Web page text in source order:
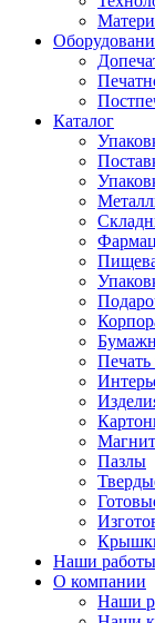
Каталог
Печать
Пазлы
Наши работы
О компании
Наши